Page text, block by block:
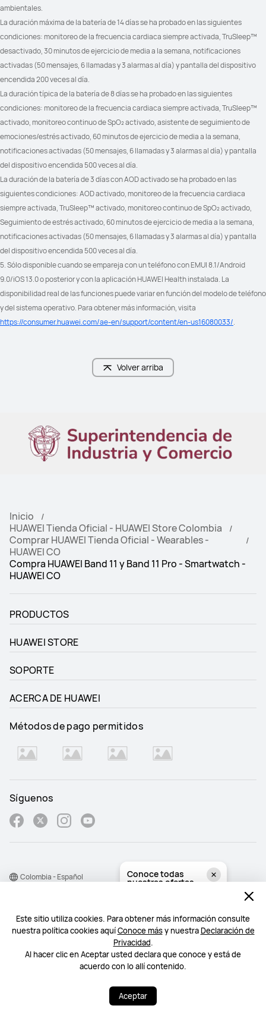
Este sitio utiliza cookies. Para obtener más información consulte
nuestra política cookies aquíConoce másy nuestraDeclaración de
Privacidad.
Al hacer clic en Aceptar usted declara que conoce y está de
acuerdo con lo allí contenido.
Aceptar
ambientales.
La duración máxima de la batería de 14 días se ha probado en las siguientes
condiciones: monitoreo de la frecuencia cardiaca siempre activada, TruSleep™
desactivado, 30 minutos de ejercicio de media a la semana, notificaciones
activadas (50 mensajes, 6 llamadas y 3 alarmas al día) y pantalla del dispositivo
encendida 200 veces al día.
La duración típica de la batería de 8 días se ha probado en las siguientes
condiciones: monitoreo de la frecuencia cardiaca siempre activada, TruSleep™
activado, monitoreo continuo de SpO₂ activado, asistente de seguimiento de
emociones/estrés activado, 60 minutos de ejercicio de media a la semana,
notificaciones activadas (50 mensajes, 6 llamadas y 3 alarmas al día) y pantalla
del dispositivo encendida 500 veces al día.
La duración de la batería de 3 días con AOD activado se ha probado en las
siguientes condiciones: AOD activado, monitoreo de la frecuencia cardiaca
siempre activada, TruSleep™ activado, monitoreo continuo de SpO₂ activado,
Seguimiento de estrés activado, 60 minutos de ejercicio de media a la semana,
notificaciones activadas (50 mensajes, 6 llamadas y 3 alarmas al día) y pantalla
del dispositivo encendida 500 veces al día.
5. Sólo disponible cuando se empareja con un teléfono con EMUI 8.1/Android
9.0/iOS 13.0 o posterior y con la aplicación HUAWEI Health instalada. La
disponibilidad real de las funciones puede variar en función del modelo de teléfono
https://consumer.huawei.com/ae-en/support/content/en-us16080033/.
Volver arriba
Conoce todas
nuestras ofertas
Lun–Vie, 9:00–22:00
Inicio
HUAWEI Tienda Oficial - HUAWEI Store Colombia
Comprar HUAWEI Tienda Oficial - Wearables -
HUAWEI CO
Compra HUAWEI Band 11 y Band 11 Pro - Smartwatch -
HUAWEI CO
PRODUCTOS
HUAWEI STORE
SOPORTE
ACERCA DE HUAWEI
Métodos de pago permitidos
Síguenos
©2026 Huawei Device Co., Ltd. Todos los derechos reservados.
Condiciones de uso
Colombia - Español
¿Necesitas ayuda? Estoy a tu disposición.
¿Necesitas ayuda? Estoy a tu disposición.